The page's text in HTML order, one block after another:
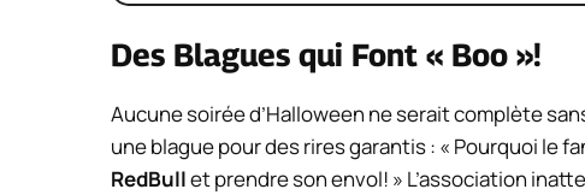
Des Blagues qui Font « Boo »!
Aucune soirée d’Halloween ne serait complète
une blague pour des rires garantis : « Pourquoi le
RedBullet prendre son envol! » L’association